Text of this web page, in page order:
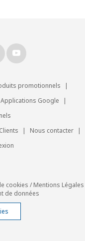
promotionnels
|
Applications Google
|
| Nous contacter
|
cookies /Mentions Légales
de données